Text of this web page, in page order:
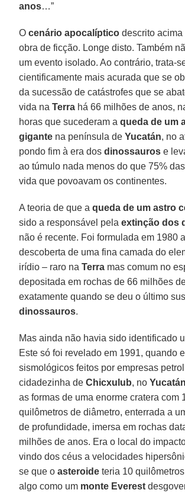
anos…”
Ocenário apocalíptico descrito acima
obra de ficção. Longe disto. Também
um evento isolado. Ao contrário, trata-
cientificamente mais acurada que se
da sucessão de catástrofes que se
vida naTerra há 66 milhões de anos,
horas que sucederam aqueda de um
gigante na península de Yucatán, no
pondo fim à era dosdinossauros e
ao túmulo nada menos do que 75%
vida que povoavam os continentes.
A teoria de que aqueda de um astro
sido a responsável pelaextinção dos
não é recente. Foi formulada em 1980
descoberta de uma fina camada do
irídio – raro naTerra mas comum no
depositada em rochas de 66 milhões
exatamente quando se deu o último
dinossauros.
Mas ainda não havia sido identificado
Este só foi revelado em 1991, quando
sismológicos feitos por empresas
cidadezinha deChicxulub, noYucatán
as formas de uma enorme cratera com
quilômetros de diâmetro, enterrada a
de profundidade, imersa em rochas
milhões de anos. Era o local do
vindo dos céus a velocidades
se que oasteroide teria 10
algo como um monte Everest